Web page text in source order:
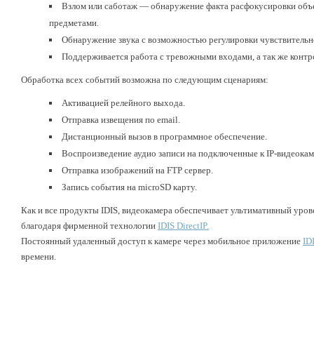
Взлом или саботаж — обнаружение факта расфокусировки
предметами.
Обнаружение звука с возможностью регулировки
Поддерживается работа с тревожными входами, а так же
Обработка всех событий возможна по следующим сценариям:
Активацией релейного выхода.
Отправка извещения по email.
Дистанционный вызов в программное обеспечение.
Воспроизведение аудио записи на подключенные к IP-
Отправка изображений на FTP сервер.
Запись события на microSD карту.
Как и все продукты IDIS, видеокамера обеспечивает ультимативный
благодаря фирменной технологии IDIS DirectIP.
Постоянный удаленный доступ к камере через мобильное приложение
времени.